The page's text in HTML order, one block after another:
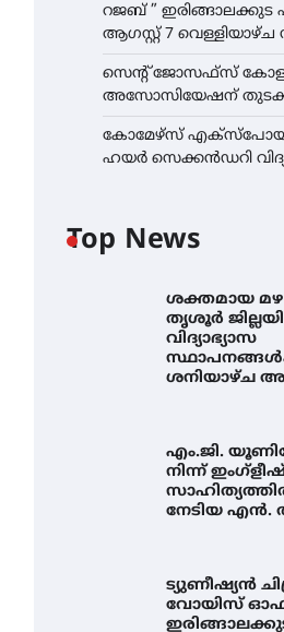
റജബ് ” ഇരിങ്ങാലക്കുട
ആഗസ്റ്റ് 7
സെന്റ് ജോസഫ്സ്
അസോസിയേഷന്
കോമേഴ്സ്
ഹയർ സെക്കൻഡറി
Top News
ശക്തമായ
തൃശൂർ
വിദ്യാഭ്യാസ
ശനിയാഴ്ച
എം.ജി.
നിന്ന്
നേടിയ എൻ.
ട്യുണീഷ്യൻ
വോയിസ് ഓഫ്